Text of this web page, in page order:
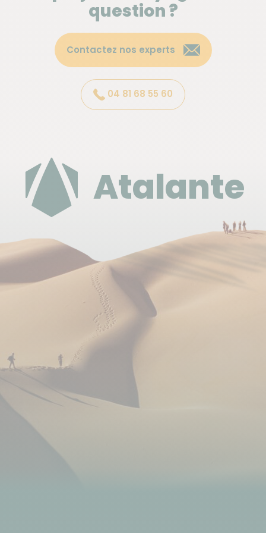
notamment dans les villes et sur les treks en tente
diversifiée et pas nécessairement pimentée !
Les repas sur nos voyages :
- Dans les villes, les repas sont majoritairement pris
- Pendant les étapes de trekking en autonomie
(tente), les repas sont élaborés avec soin par notre
cuisinier, si possible avec des produits frais. Des en-
cas sont fournis pendant les jours de marche.
- Pendant les étapes de trekking en auberge, les
déjeuners sont pris au restaurant ou sous forme de
pique-niques assez simples car élaborés avec les
produits locaux disponibles (les sandwichs tout faits
n'existent pas au Ladakh).
proscrivez l'eau du robinet (même pour se brosser
les dents) et les glaçons. Evitez les légumes non
cuits, les glaces et méfiez-vous des jus de fruits
coupés avec de l'eau. Afin de réduire la production
de déchets plastiques sur nos voyages, nous vous
conseillons de privilégier la purification de l’eau à
question ?
Contactez nos experts
04 81 68 55 60
Atalante